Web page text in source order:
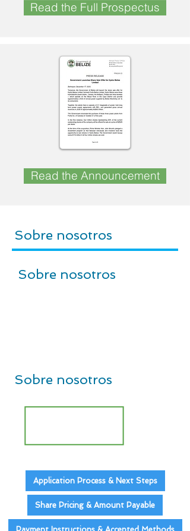
Read the Full Prospectus
Read the Announcement
Sobre nosotros
Sobre nosotros
Sobre nosotros
Application Process & Next Steps
Share Pricing & Amount Payable